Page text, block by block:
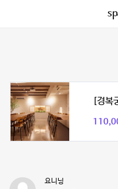
[경복
요니닝